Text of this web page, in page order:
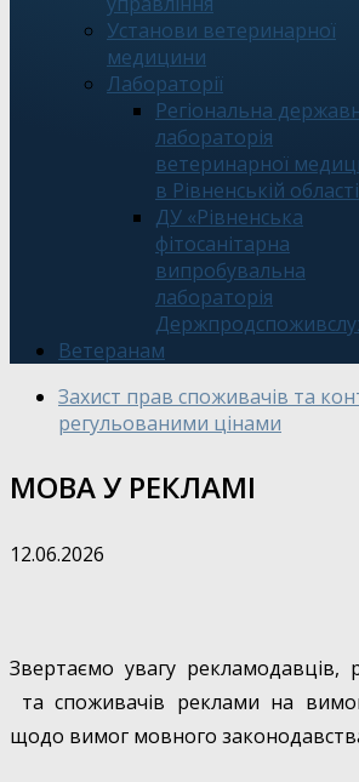
Установи ветеринарної
медицини
Лабораторії
Регіональна
лабораторія
ветеринарної
в Рівненській області
ДУ «Рівненська
фітосанітарна
випробувальна
лабораторія
Ветеранам
Захист прав споживачів та
регульованими цінами
МОВА У РЕКЛАМІ
12.06.2026
Звертаємо увагу рекламодавців,
та споживачів реклами на
щодо вимог мовного